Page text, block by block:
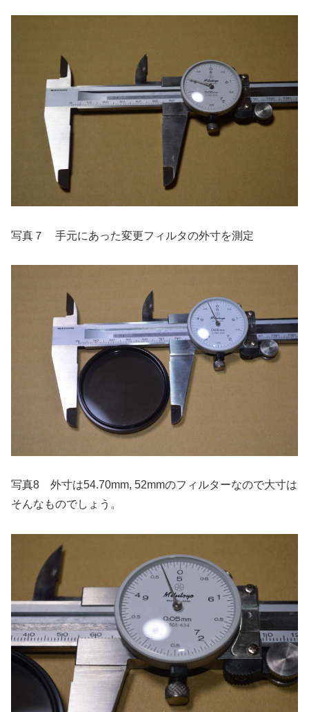
写真７ 手元にあった変更フィルタの外寸を測定
写真8 外寸は54.70mm, 52mmのフィルターなので大寸は
そんなものでしょう。